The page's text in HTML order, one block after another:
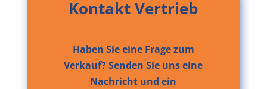
Kontakt Vertrieb
Haben Sie eine Frage zum
Verkauf? Senden Sie uns eine
Nachricht und ein